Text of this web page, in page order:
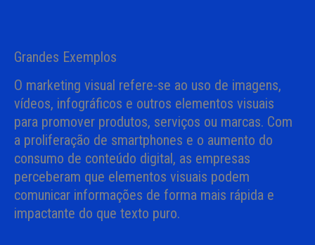
Grandes Exemplos
O marketing visual refere-se ao uso de imagens,
vídeos, infográficos e outros elementos visuais
para promover produtos, serviços ou marcas. Com
a proliferação de smartphones e o aumento do
consumo de conteúdo digital, as empresas
perceberam que elementos visuais podem
comunicar informações de forma mais rápida e
impactante do que texto puro.